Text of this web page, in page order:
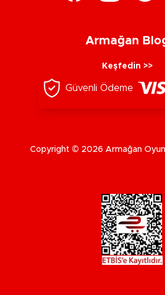
Armağan
Keşfedin >>
Güvenli Ödeme
Copyright © 2026 Armağan